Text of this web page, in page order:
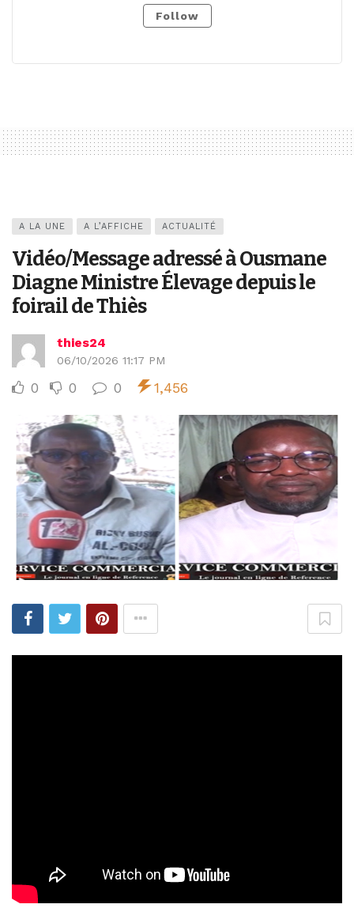
Follow
A LA UNE A L’AFFICHE ACTUALITÉ
Vidéo/Message adressé à Ousmane
Diagne Ministre Élevage depuis le
foirail de Thiès
thies24
06/10/2026 11:17 PM
0 0 0 1,456